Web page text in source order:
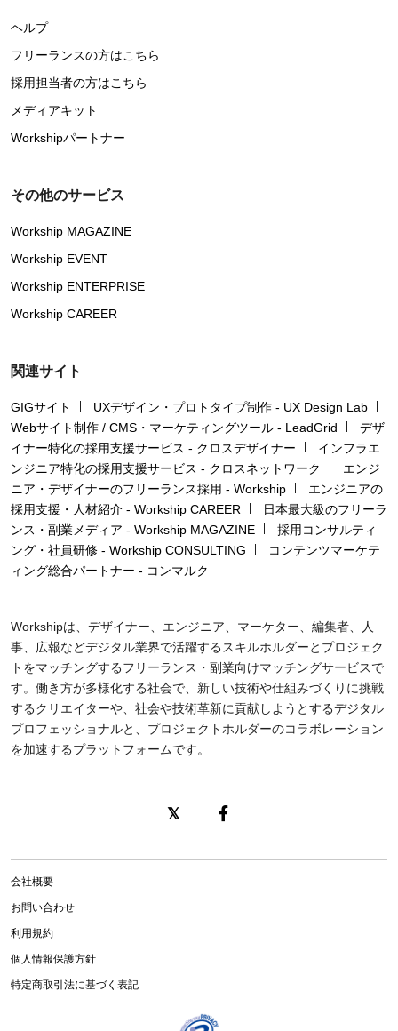
ヘルプ
フリーランスの方はこちら
採用担当者の方はこちら
メディアキット
Workshipパートナー
その他のサービス
Workship MAGAZINE
Workship EVENT
Workship ENTERPRISE
Workship CAREER
関連サイト
GIGサイト
UXデザイン・プロトタイプ制作 - UX Design Lab
Webサイト制作 / CMS・マーケティングツール - LeadGrid
デザ
イナー特化の採用支援サービス - クロスデザイナー
インフラエ
ンジニア特化の採用支援サービス - クロスネットワーク
エンジ
ニア・デザイナーのフリーランス採用 - Workship
エンジニアの
採用支援・人材紹介 - Workship CAREER
日本最大級のフリーラ
ンス・副業メディア - Workship MAGAZINE
採用コンサルティ
ング・社員研修 - Workship CONSULTING
コンテンツマーケテ
ィング総合パートナー - コンマルク
Workshipは、デザイナー、エンジニア、マーケター、編集者、人
事、広報などデジタル業界で活躍するスキルホルダーとプロジェク
トをマッチングするフリーランス・副業向けマッチングサービスで
す。働き方が多様化する社会で、新しい技術や仕組みづくりに挑戦
するクリエイターや、社会や技術革新に貢献しようとするデジタル
プロフェッショナルと、プロジェクトホルダーのコラボレーション
を加速するプラットフォームです。
会社概要
お問い合わせ
利用規約
個人情報保護方針
特定商取引法に基づく表記